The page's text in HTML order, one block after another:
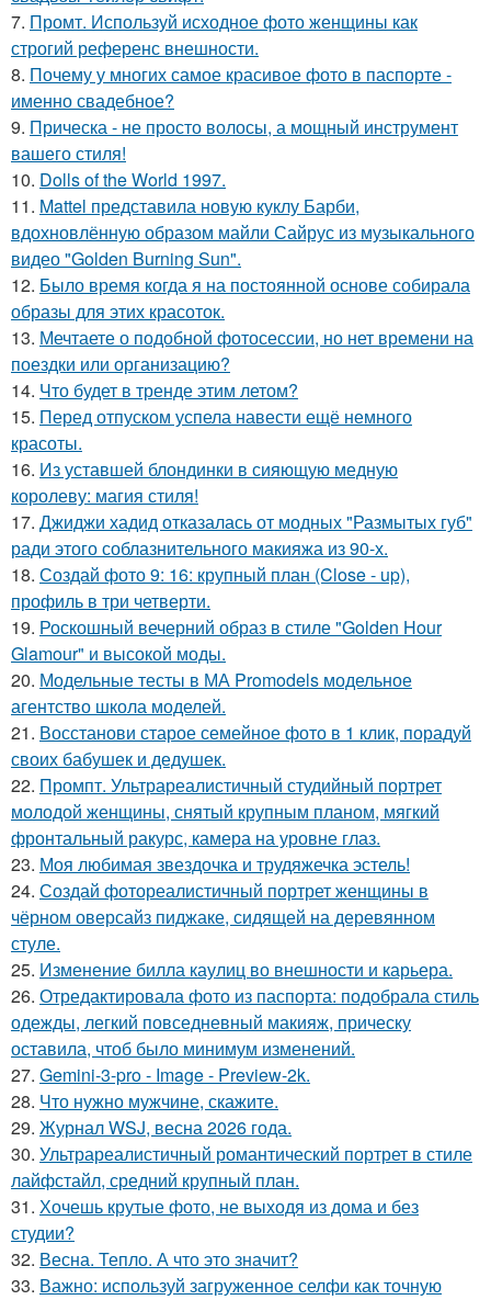
7. Промт. Используй исходное фото женщины как
строгий референс внешности.
8. Почему у многих самое красивое фото в паспорте -
именно свадебное?
9. Прическа - не просто волосы, а мощный инструмент
вашего стиля!
10. Dolls of the World 1997.
11. Mattel представила новую куклу Барби,
вдохновлённую образом майли Сайрус из музыкального
видео "Golden Burning Sun".
12. Было время когда я на постоянной основе собирала
образы для этих красоток.
13. Мечтаете о подобной фотосессии, но нет времени на
поездки или организацию?
14. Что будет в тренде этим летом?
15. Перед отпуском успела навести ещё немного
красоты.
16. Из уставшей блондинки в сияющую медную
королеву: магия стиля!
17. Джиджи хадид отказалась от модных "Размытых губ"
ради этого соблазнительного макияжа из 90-х.
18. Создай фото 9: 16: крупный план (Close - up),
профиль в три четверти.
19. Роскошный вечерний образ в стиле "Golden Hour
Glamour" и высокой моды.
20. Модельные тесты в МА Promodels модельное
агентство школа моделей.
21. Восстанови старое семейное фото в 1 клик, порадуй
своих бабушек и дедушек.
22. Промпт. Ультрареалистичный студийный портрет
молодой женщины, снятый крупным планом, мягкий
фронтальный ракурс, камера на уровне глаз.
23. Моя любимая звездочка и трудяжечка эстель!
24. Создай фотореалистичный портрет женщины в
чёрном оверсайз пиджаке, сидящей на деревянном
стуле.
25. Изменение билла каулиц во внешности и карьера.
26. Отредактировала фото из паспорта: подобрала стиль
одежды, легкий повседневный макияж, прическу
оставила, чтоб было минимум изменений.
27. Gemini-3-pro - Image - Preview-2k.
28. Что нужно мужчине, скажите.
29. Журнал WSJ, весна 2026 года.
30. Ультрареалистичный романтический портрет в стиле
лайфстайл, средний крупный план.
31. Хочешь крутые фото, не выходя из дома и без
студии?
32. Весна. Тепло. А что это значит?
33. Важно: используй загруженное селфи как точную